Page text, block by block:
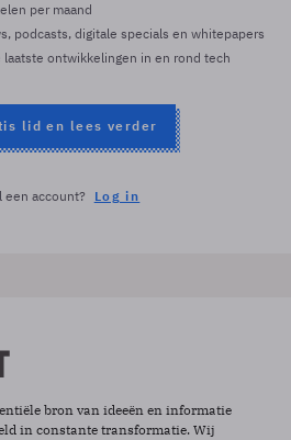
per maand
podcasts, digitale specials en whitepapers
ontwikkelingen in en rond tech
lid en lees verder
een account? Log in
bron van ideeën en informatie
in constante transformatie. Wij